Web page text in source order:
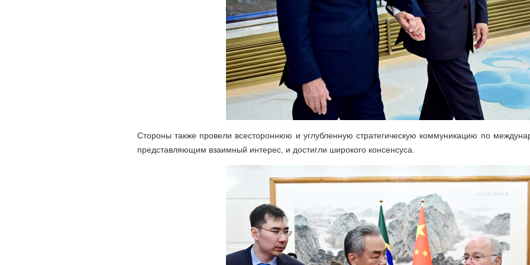
Стороны также провели всестороннюю и углубленную стратегическую коммуникацию по
представляющим взаимный интерес, и достигли широкого консенсуса.